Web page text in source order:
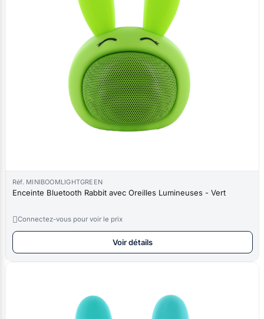
Réf. MINIBOOMLIGHTGREEN
Enceinte Bluetooth Rabbit avec Oreilles Lumineuses - Vert
Connectez-vous pour voir le prix
Voir détails